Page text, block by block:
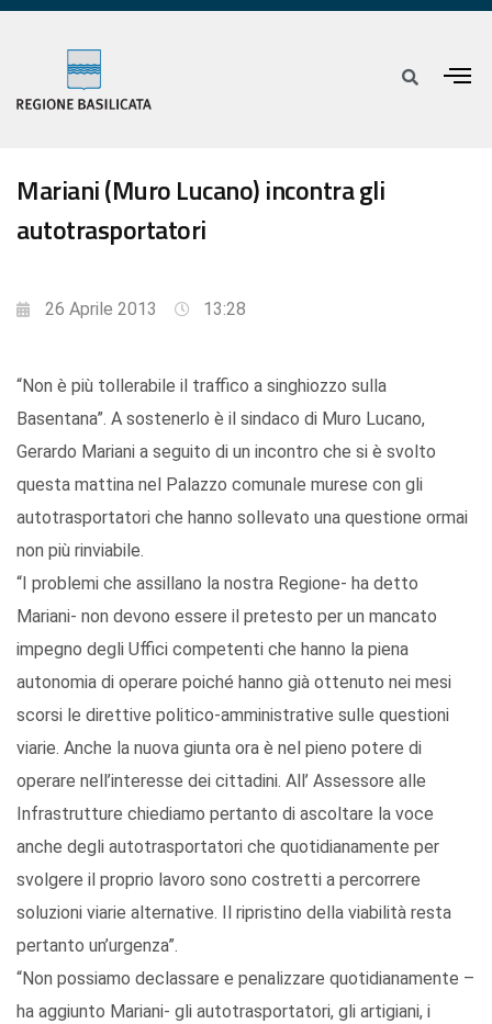
Mariani (Muro Lucano) incontra gli
autotrasportatori
26 Aprile 2013 13:28
“Non è più tollerabile il traffico a singhiozzo sulla
Basentana”. A sostenerlo è il sindaco di Muro Lucano,
Gerardo Mariani a seguito di un incontro che si è svolto
questa mattina nel Palazzo comunale murese con gli
autotrasportatori che hanno sollevato una questione ormai
non più rinviabile.
“I problemi che assillano la nostra Regione- ha detto
Mariani- non devono essere il pretesto per un mancato
impegno degli Uffici competenti che hanno la piena
autonomia di operare poiché hanno già ottenuto nei mesi
scorsi le direttive politico-amministrative sulle questioni
viarie. Anche la nuova giunta ora è nel pieno potere di
operare nell’interesse dei cittadini. All’ Assessore alle
Infrastrutture chiediamo pertanto di ascoltare la voce
anche degli autotrasportatori che quotidianamente per
svolgere il proprio lavoro sono costretti a percorrere
soluzioni viarie alternative. Il ripristino della viabilità resta
pertanto un’urgenza”.
“Non possiamo declassare e penalizzare quotidianamente –
ha aggiunto Mariani- gli autotrasportatori, gli artigiani, i